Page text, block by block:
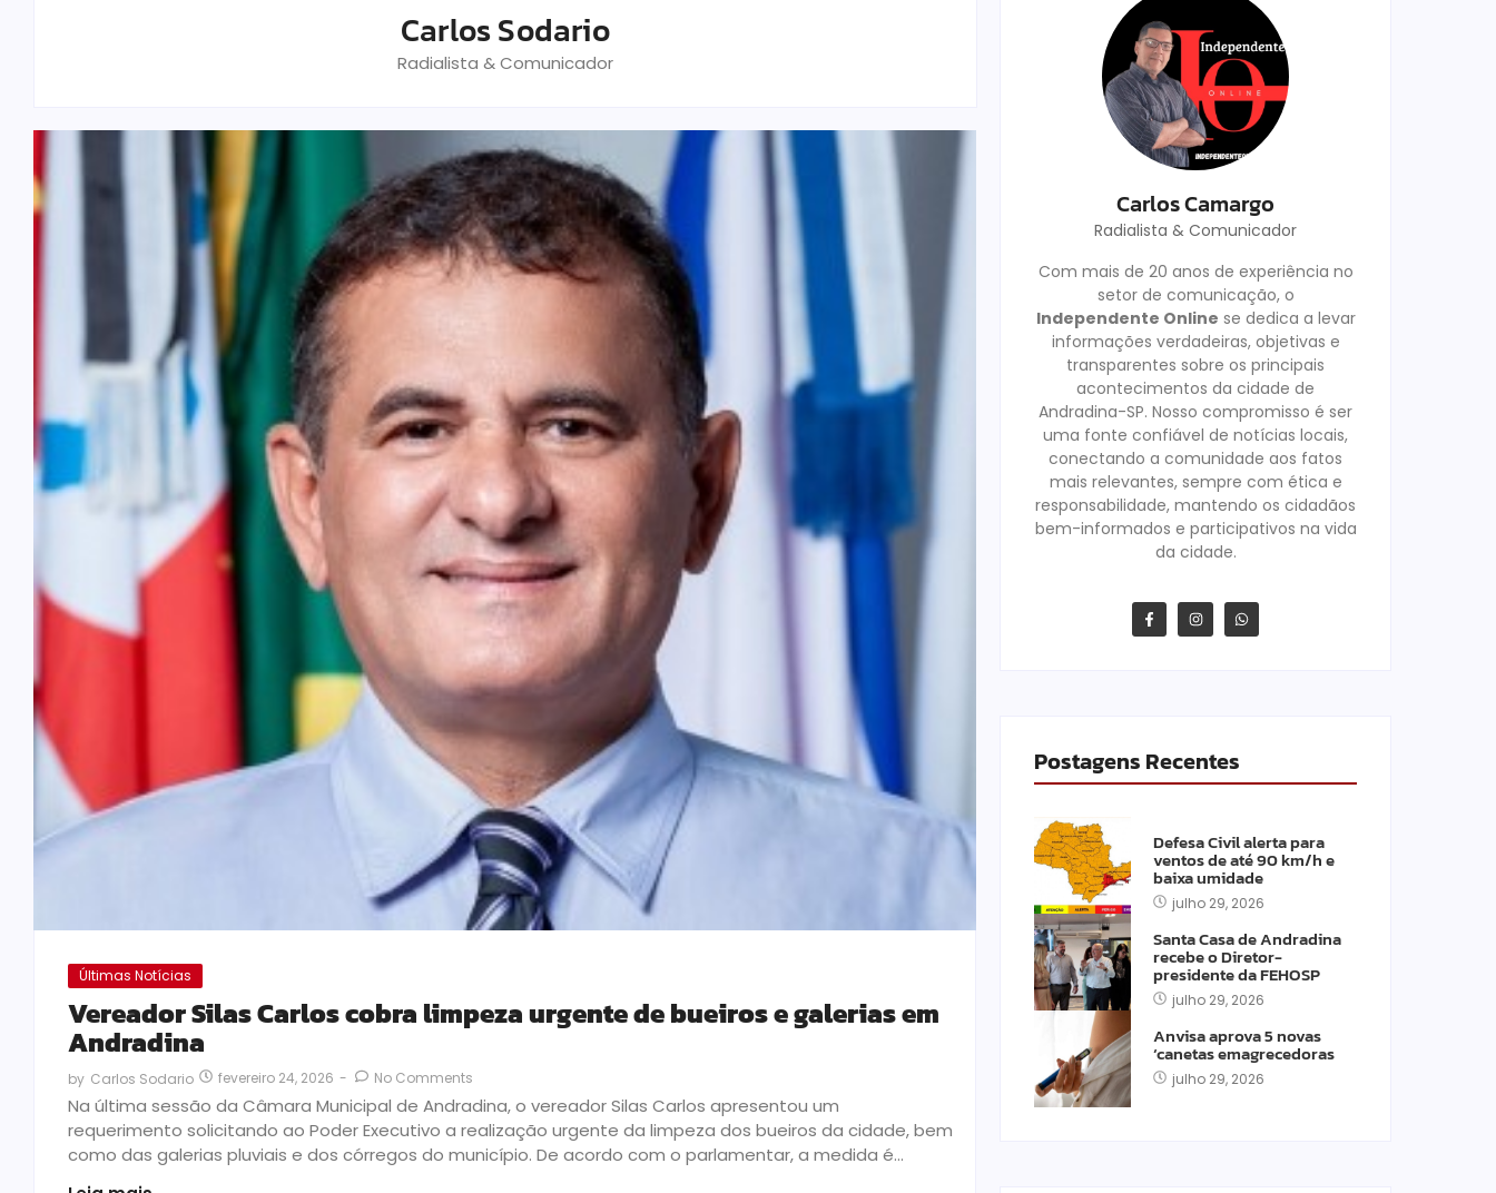
Carlos Sodario
Radialista & Comunicador
Últimas Notícias
Vereador Silas Carlos cobra limpeza urgente de bueiros e galerias em
Andradina
by Carlos Sodario fevereiro 24, 2026 - No Comments
Na última sessão da Câmara Municipal de Andradina, o vereador Silas Carlos apresentou um
requerimento solicitando ao Poder Executivo a realização urgente da limpeza dos bueiros da cidade, bem
como das galerias pluviais e dos córregos do município. De acordo com o parlamentar, a medida é...
Carlos Camargo
Radialista & Comunicador
Com mais de 20 anos de experiência no
setor de comunicação, o
Independente Online se dedica a levar
informações verdadeiras, objetivas e
transparentes sobre os principais
acontecimentos da cidade de
Andradina-SP. Nosso compromisso é ser
uma fonte confiável de notícias locais,
conectando a comunidade aos fatos
mais relevantes, sempre com ética e
responsabilidade, mantendo os cidadãos
bem-informados e participativos na vida
da cidade.
Postagens Recentes
Defesa Civil alerta para
ventos de até 90 km/h e
baixa umidade
julho 29, 2026
Santa Casa de Andradina
recebe o Diretor-
presidente da FEHOSP
julho 29, 2026
Anvisa aprova 5 novas
‘canetas emagrecedoras
julho 29, 2026